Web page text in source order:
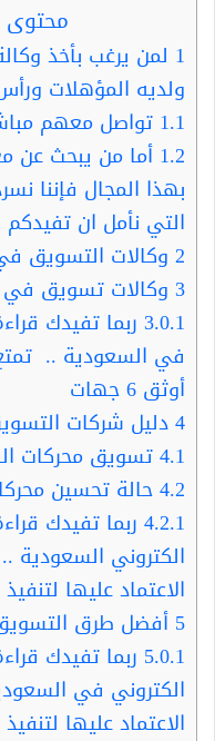
محتوى
1 لمن يرغب بأخذ
ولديه المؤهلات
1.1 تواصل معهم
1.2 أما من يبحث عن
بهذا المجال فإننا
التي نأمل ان
2 وكالات التسويق
3 وكالات تسويق في
3.0.1 ربما تفيدك
في السعودية ..
أوثق 6 جهات
4دليل شركات
4.1تسويق محركات
4.2حالة تحسين
4.2.1 ربما تفيدك
الاعتماد عليها
5 أفضل طرق
5.0.1 ربما تفيدك
الاعتماد عليها